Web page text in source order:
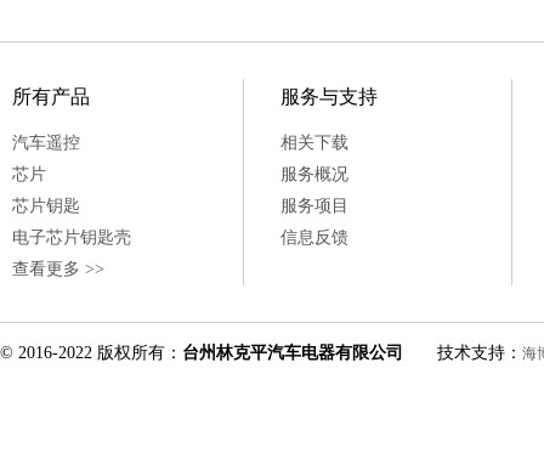
所有产品
汽车遥控
芯片
芯片钥匙
电子芯片钥匙壳
查看更多 >>
服务与支持
相关下载
服务概况
服务项目
信息反馈
© 2016-2022 版权所有： 台州林克平汽车电器有限公司 技术支持： 海